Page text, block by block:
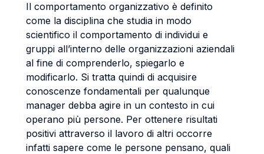
Il comportamento organizzativo è definito
come la disciplina che studia in modo
scientifico il comportamento di individui e
gruppi all’interno delle organizzazioni aziendali
al fine di comprenderlo, spiegarlo e
modificarlo. Si tratta quindi di acquisire
conoscenze fondamentali per qualunque
manager debba agire in un contesto in cui
operano più persone. Per ottenere risultati
positivi attraverso il lavoro di altri occorre
infatti sapere come le persone pensano, quali